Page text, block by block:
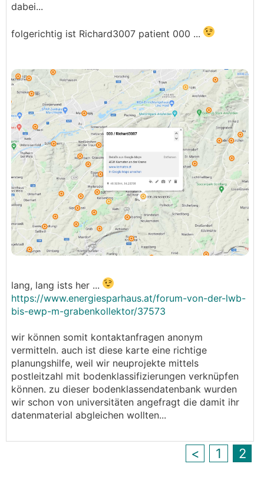
dabei...
folgerichtig ist Richard3007 patient 000 ...
lang, lang ists her ...
https://www.energiesparhaus.at/forum-von-der-lwb-
bis-ewp-m-grabenkollektor/37573
wir können somit kontaktanfragen anonym
vermitteln. auch ist diese karte eine richtige
planungshilfe, weil wir neuprojekte mittels
postleitzahl mit bodenklassifizierungen verknüpfen
können. zu dieser bodenklassendatenbank wurden
wir schon von universitäten angefragt die damit ihr
datenmaterial abgleichen wollten...
< 1 2